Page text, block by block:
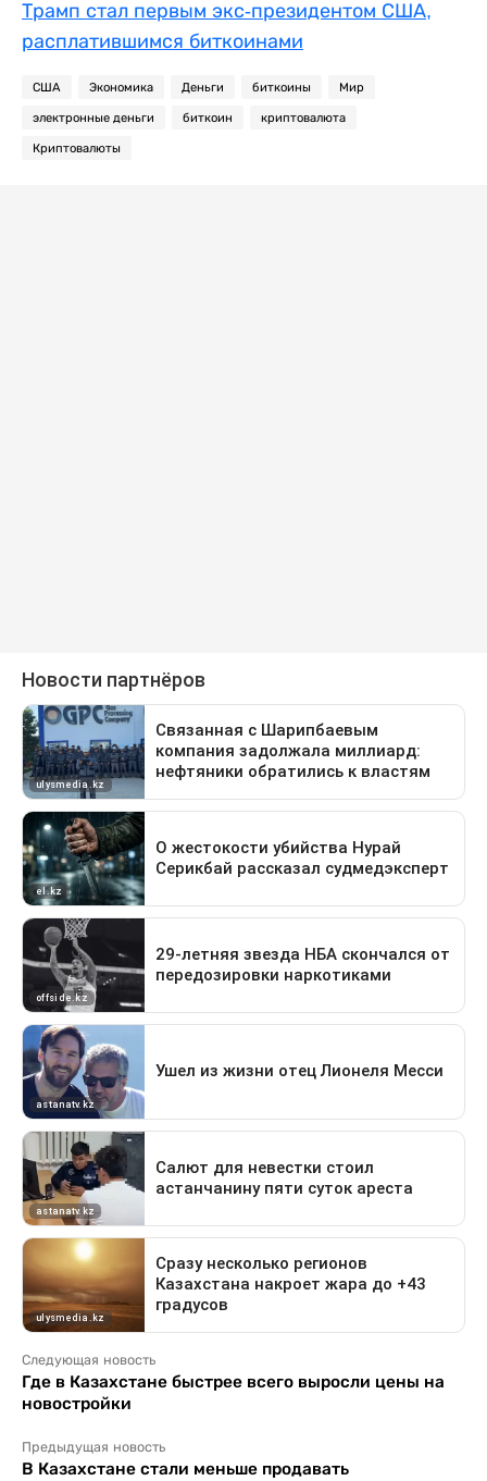
Трамп стал первым экс-президентом США,
расплатившимся биткоинами
США Экономика Деньги биткоины Мир
электронные деньги биткоин криптовалюта
Криптовалюты
Следующая новость
Где в Казахстане быстрее всего выросли цены на
новостройки
Предыдущая новость
В Казахстане стали меньше продавать